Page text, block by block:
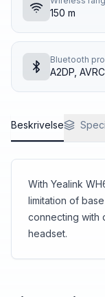
150 m
Bluetooth
Beskrivelse
With Yealink
limitation of
connecting with
headset.